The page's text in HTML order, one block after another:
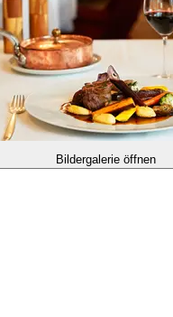
Bildergalerie öffnen